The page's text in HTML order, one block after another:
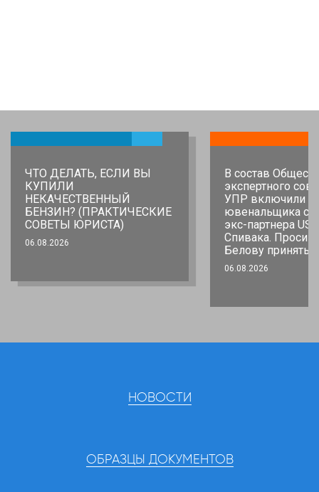
ЧТО ДЕЛАТЬ, ЕСЛИ ВЫ
КУПИЛИ
НЕКАЧЕСТВЕННЫЙ
БЕНЗИН? (ПРАКТИЧЕСКИЕ
СОВЕТЫ ЮРИСТА)
06.08.2026
В состав
экспертного
УПР включили
ювенальщика со
экс-партнера
Спивака.
Белову принять
06.08.2026
НОВОСТИ
ОБРАЗЦЫ ДОКУМЕНТОВ